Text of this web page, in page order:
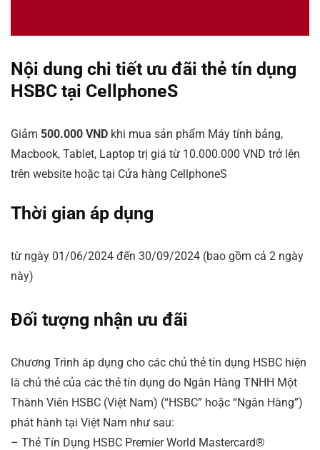
Nội dung chi tiết ưu đãi thẻ tín dụng
HSBC tại CellphoneS
Giảm 500.000 VND khi mua sản phẩm Máy tính bảng,
Macbook, Tablet, Laptop trị giá từ 10.000.000 VND trở lên
trên website hoặc tại Cửa hàng CellphoneS
Thời gian áp dụng
từ ngày 01/06/2024 đến 30/09/2024 (bao gồm cả 2 ngày
này)
Đối tượng nhận ưu đãi
Chương Trình áp dụng cho các chủ thẻ tín dụng HSBC hiện
là chủ thẻ của các thẻ tín dụng do Ngân Hàng TNHH Một
Thành Viên HSBC (Việt Nam) (“HSBC” hoặc “Ngân Hàng”)
phát hành tại Việt Nam như sau:
– Thẻ Tín Dụng HSBC Premier World Mastercard®